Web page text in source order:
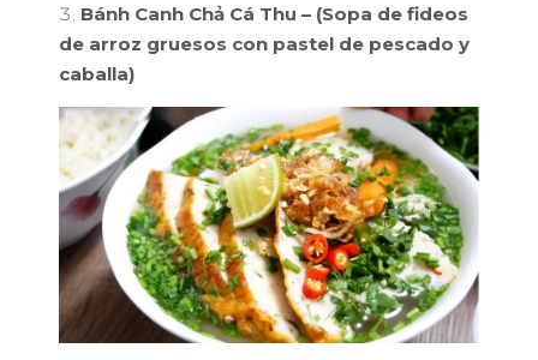
Bánh Canh Chả Cá Thu – (Sopa de fideos
de arroz gruesos con pastel de pescado y
caballa)